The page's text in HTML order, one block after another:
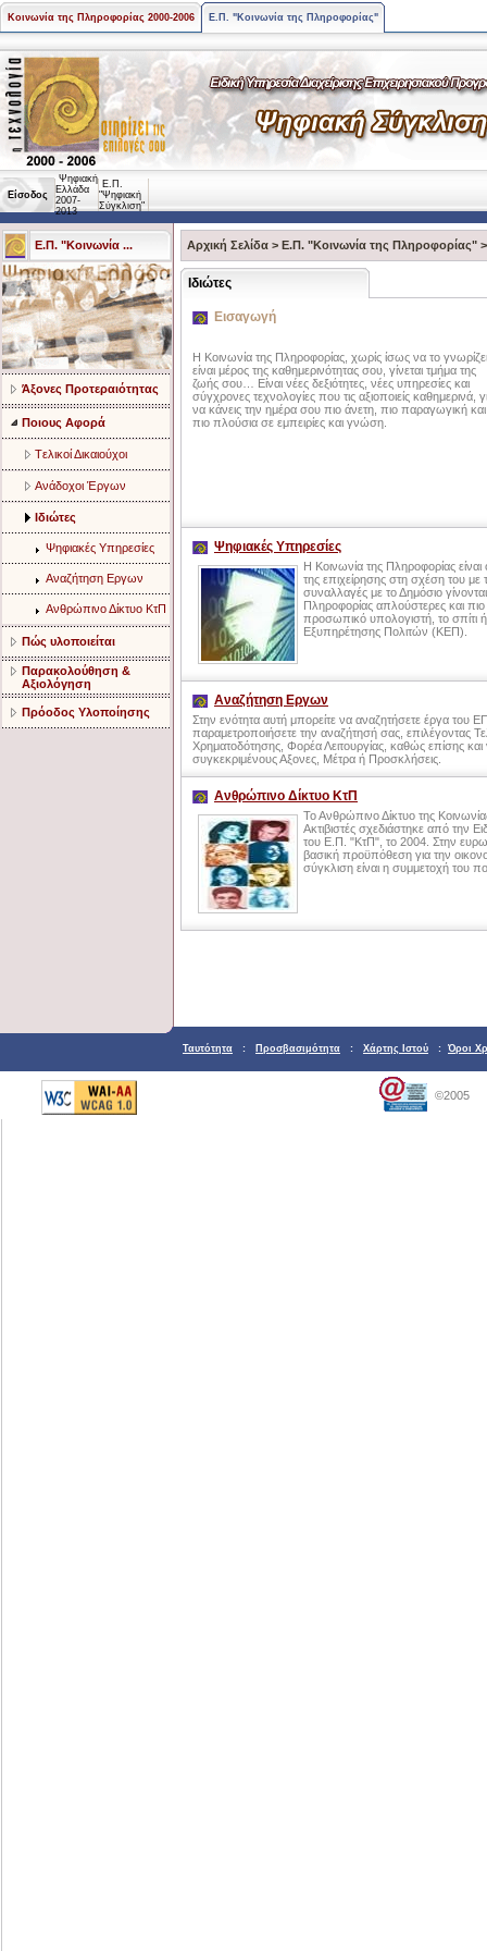
Κοινωνία της Πληροφορίας 2000-2006 Ε.Π. "Κοινωνία της Πληροφορίας"
Είσοδος
Ψηφιακή
Ελλάδα
2007-
2013
Ε.Π.
"Ψηφιακή
Σύγκλιση"
Ε.Π. "Κοινωνία ...
Άξονες Προτεραιότητας
Ποιους Αφορά
Tελικοί Δικαιούχοι
Ανάδοχοι Έργων
Ιδιώτες
Ψηφιακές Υπηρεσίες
Αναζήτηση Εργων
Ανθρώπινο Δίκτυο ΚτΠ
Πώς υλοποιείται
Παρακολούθηση &
Αξιολόγηση
Πρόοδος Υλοποίησης
Αρχική Σελίδα > Ε.Π. "Κοινωνία της Πληροφορίας"
Ιδιώτες
Εισαγωγή
Η Κοινωνία της Πληροφορίας, χωρίς ίσως να το
είναι μέρος της καθημερινότητας σου, γίνεται τμήμα της
ζωής σου… Είναι νέες δεξιότητες, νέες υπηρεσίες και
σύγχρονες τεχνολογίες που τις αξιοποιείς καθημερινά,
να κάνεις την ημέρα σου πιο άνετη, πιο παραγωγική και
πιο πλούσια σε εμπειρίες και γνώση.
Ψηφιακές Υπηρεσίες
Η Κοινωνία της Πληροφορίας
της επιχείρησης στη σχέση του με
συναλλαγές με το Δημόσιο
Πληροφορίας απλούστερες και
προσωπικό υπολογιστή, το σπίτι
Εξυπηρέτησης Πολιτών (ΚΕΠ).
Αναζήτηση Εργων
Στην ενότητα αυτή μπορείτε να αναζητήσετε έργα του
παραμετροποιήσετε την αναζήτησή σας, επιλέγοντας
Χρηματοδότησης, Φορέα Λειτουργίας, καθώς επίσης και
συγκεκριμένους Αξονες, Μέτρα ή Προσκλήσεις.
Ανθρώπινο Δίκτυο ΚτΠ
Το Ανθρώπινο Δίκτυο της
Ακτιβιστές σχεδιάστηκε από την
του Ε.Π. "ΚτΠ", το 2004. Στην
βασική προϋπόθεση για την
σύγκλιση είναι η συμμετοχή του
Ταυτότητα : Προσβασιμότητα : Χάρτης Ιστού : Όροι
©2005